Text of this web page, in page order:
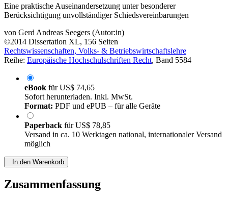
Eine praktische Auseinandersetzung unter besonderer
Berücksichtigung unvollständiger Schiedsvereinbarungen
von Gerd Andreas Seegers (Autor:in)
©2014 Dissertation XL, 156 Seiten
Rechtswissenschaften, Volks- & Betriebswirtschaftslehre
Reihe: Europäische Hochschulschriften Recht, Band 5584
eBook fürUS$ 74,65
Sofort herunterladen. Inkl. MwSt.
Format: PDF und ePUB – für alle Geräte
Paperback fürUS$ 78,85
Versand in ca. 10 Werktagen national, internationaler Versand
möglich
In den Warenkorb
Zusammenfassung